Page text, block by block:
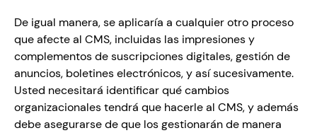
De igual manera, se aplicaría a cualquier otro proceso
que afecte al CMS, incluidas las impresiones y
complementos de suscripciones digitales, gestión de
anuncios, boletines electrónicos, y así sucesivamente.
Usted necesitará identificar qué cambios
organizacionales tendrá que hacerle al CMS, y además
debe asegurarse de que los gestionarán de manera